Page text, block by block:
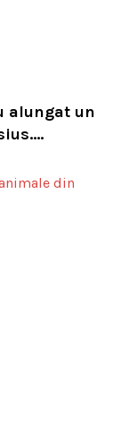
alungat un